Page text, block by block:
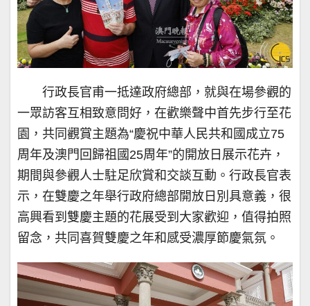
行政長官甫一抵達政府總部，就與在場參觀的
一眾訪客互相致意問好，在歡樂聲中首先步行至花
園，共同觀賞主題為“慶祝中華人民共和國成立75
周年及澳門回歸祖國25周年”的開放日展示花卉，
期間與參觀人士駐足欣賞和交談互動。行政長官表
示，在雙慶之年舉行政府總部開放日別具意義，很
高興看到雙慶主題的花展受到大家歡迎，值得拍照
留念，共同喜賀雙慶之年和感受濃厚節慶氣氛。